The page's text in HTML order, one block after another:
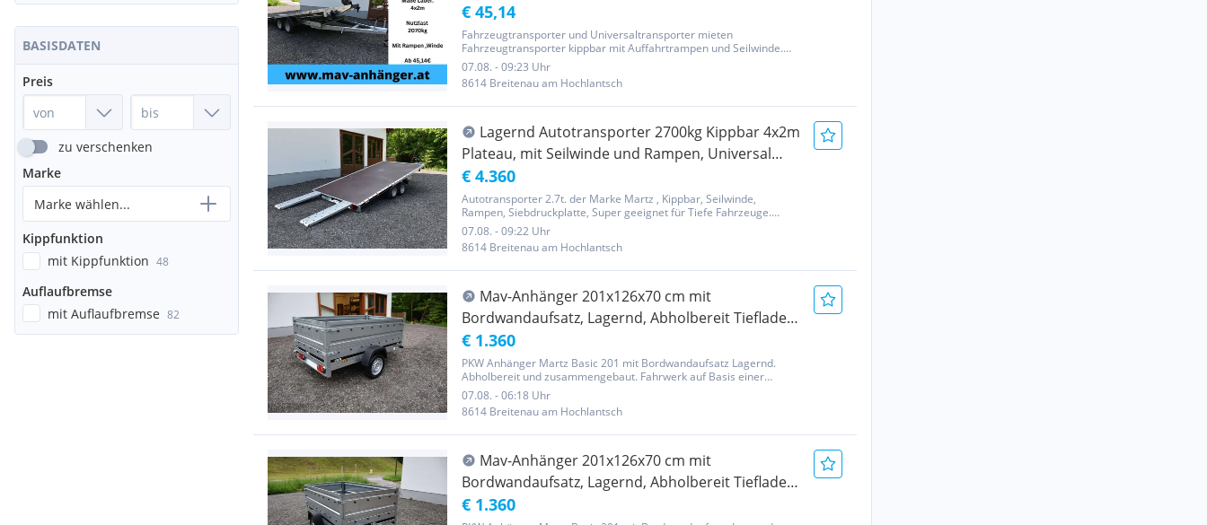
BASISDATEN
Preis
zu verschenken
Marke
Marke wählen...
Kippfunktion
mit Kippfunktion 48
Auflaufbremse
mit Auflaufbremse 82
Universaltransporter mieten, Kippbar mit
Auffahrtsrampe, leihen
€ 45,14
Fahrzeugtransporter und Universaltransporter mieten
Fahrzeugtransporter kippbar mit Auffahrtrampen und Seilwinde.
Universaleinsetzbar. Für tiefe Autos! Mietpreis von 45,14€ am Tag
bezieht sich auf die Mietdauer von 7 Tagen. Bei kauf eines 10er
Blocks...
07.08. - 09:23 Uhr
8614 Breitenau am Hochlantsch
Lagernd Autotransporter 2700kg Kippbar 4x2m
Plateau, mit Seilwinde und Rampen, Universal
einsatzbar, Finanzierung
€ 4.360
Autotransporter 2.7t. der Marke Martz , Kippbar, Seilwinde,
Rampen, Siebdruckplatte, Super geeignet für Tiefe Fahrzeuge.
Lagernd Finanzierung möglich Autotransportanhänger mit
Kippfunktion der Transportfläche. Der niedrige Winkel (6 Grad)
erleichtert...
07.08. - 09:22 Uhr
8614 Breitenau am Hochlantsch
Mav-Anhänger 201x126x70 cm mit
Bordwandaufsatz, Lagernd, Abholbereit Tieflader
Martz Basic 201
€ 1.360
PKW Anhänger Martz Basic 201 mit Bordwandaufsatz Lagernd.
Abholbereit und zusammengebaut. Fahrwerk auf Basis einer
Torsionsachse eines renommierten Unternehmens, unabhängig,
gefedert auf einer Torsionswelle. Die verwendeten Räder sind
155/70 R13. Der...
07.08. - 06:18 Uhr
8614 Breitenau am Hochlantsch
Mav-Anhänger 201x126x70 cm mit
Bordwandaufsatz, Lagernd, Abholbereit Tieflader
Martz Basic 201
€ 1.360